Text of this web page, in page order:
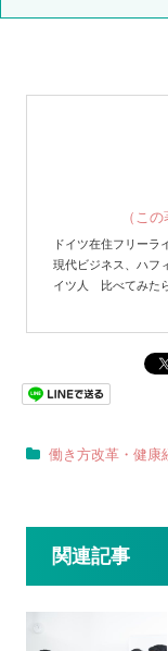
（こ
ドイツ在住フリーラ
現代ビジネス、ハフ
イツ人 比べてみた
働き方改革・健康
関連記事